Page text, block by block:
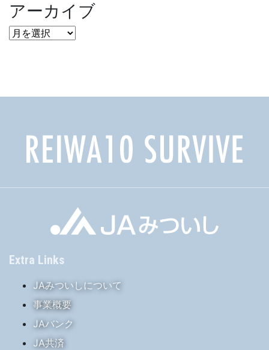
アーカイブ
ア
Extra Links
JAみついしについて
事業概要
JAバンク
JA共済